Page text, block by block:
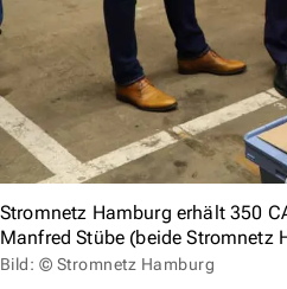
Stromnetz Hamburg erhält 350
Manfred Stübe (beide Stromnetz
Bild: © Stromnetz Hamburg